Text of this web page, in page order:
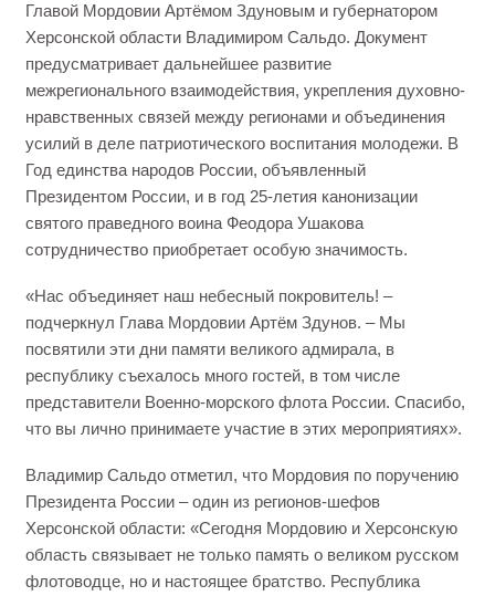
Главой Мордовии Артёмом Здуновым и губернатором
Херсонской области Владимиром Сальдо. Документ
предусматривает дальнейшее развитие
межрегионального взаимодействия, укрепления духовно-
нравственных связей между регионами и объединения
усилий в деле патриотического воспитания молодежи. В
Год единства народов России, объявленный
Президентом России, и в год 25-летия канонизации
святого праведного воина Феодора Ушакова
сотрудничество приобретает особую значимость.
«Нас объединяет наш небесный покровитель! –
подчеркнул Глава Мордовии Артём Здунов. – Мы
посвятили эти дни памяти великого адмирала, в
республику съехалось много гостей, в том числе
представители Военно-морского флота России. Спасибо,
что вы лично принимаете участие в этих мероприятиях».
Владимир Сальдо отметил, что Мордовия по поручению
Президента России – один из регионов-шефов
Херсонской области: «Сегодня Мордовию и Херсонскую
область связывает не только память о великом русском
флотоводце, но и настоящее братство. Республика